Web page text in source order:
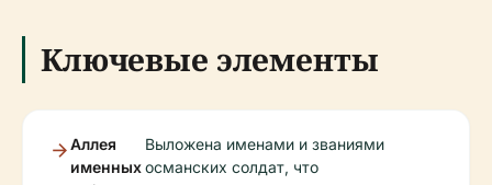
Ключевые элементы
Аллея
именных
Выложена именами и званиями
османских солдат, что